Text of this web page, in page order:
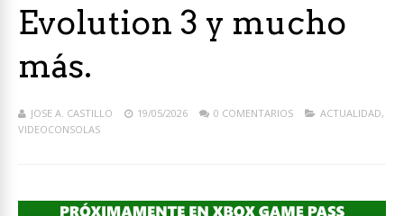
Evolution 3 y mucho
más.
JOSE A. CASTILLO 19/05/2026 0 COMENTARIOS ACTUALIDAD,
VIDEOCONSOLAS